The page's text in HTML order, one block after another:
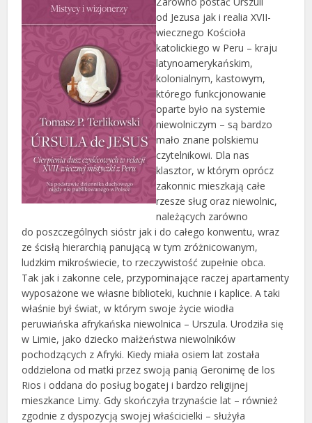
od Jezusa jak i realia XVII-
wiecznego Kościoła
katolickiego w Peru – kraju
latynoamerykańskim,
kolonialnym, kastowym,
którego funkcjonowanie
oparte było na systemie
niewolniczym – są bardzo
mało znane polskiemu
czytelnikowi. Dla nas
klasztor, w którym oprócz
zakonnic mieszkają całe
rzesze sług oraz niewolnic,
należących zarówno
do poszczególnych sióstr jak i do całego konwentu, wraz
ze ścisłą hierarchią panującą w tym zróżnicowanym,
ludzkim mikroświecie, to rzeczywistość zupełnie obca.
Tak jak i zakonne cele, przypominające raczej apartamenty
wyposażone we własne biblioteki, kuchnie i kaplice. A taki
właśnie był świat, w którym swoje życie wiodła
peruwiańska afrykańska niewolnica – Urszula. Urodziła się
w Limie, jako dziecko małżeństwa niewolników
pochodzących z Afryki. Kiedy miała osiem lat została
oddzielona od matki przez swoją panią Geronimę de los
Rios i oddana do posług bogatej i bardzo religijnej
mieszkance Limy. Gdy skończyła trzynaście lat – również
zgodnie z dyspozycją swojej właścicielki – służyła